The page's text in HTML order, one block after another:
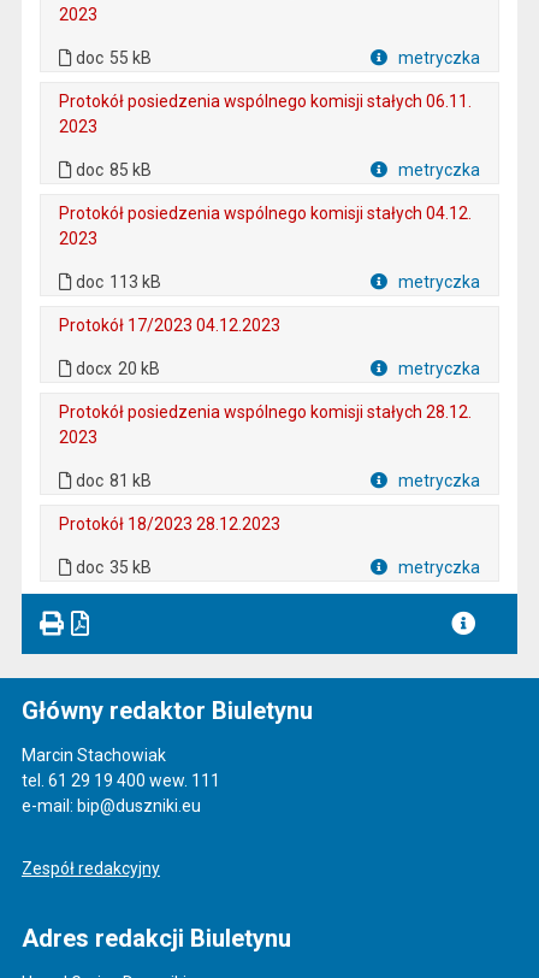
2023
doc 55 kB metryczka
Protokół posiedzenia wspólnego komisji stałych 06.11.
2023
doc 85 kB metryczka
Protokół posiedzenia wspólnego komisji stałych 04.12.
2023
doc 113 kB metryczka
Protokół 17/2023 04.12.2023
docx 20 kB metryczka
Protokół posiedzenia wspólnego komisji stałych 28.12.
2023
doc 81 kB metryczka
Protokół 18/2023 28.12.2023
doc 35 kB metryczka
Główny redaktor Biuletynu
Marcin Stachowiak
tel. 61 29 19 400 wew. 111
e-mail: bip@duszniki.eu
Zespół redakcyjny
Adres redakcji Biuletynu